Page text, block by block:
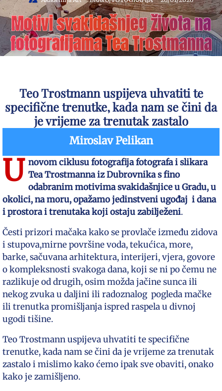
Motivi svakidašnjeg života na
fotografijama Tea Trostmanna
Teo Trostmann uspijeva uhvatiti te
specifične trenutke, kada nam se čini da
je vrijeme za trenutak zastalo
Miroslav Pelikan
U novom ciklusu fotografija fotografa i slikara
Tea Trostmanna iz Dubrovnika s fino
odabranim motivima svakidašnjice u Gradu, u
okolici, na moru, opažamo jedinstveni ugođaj i dana
i prostora i trenutaka koji ostaju zabilježeni.
Česti prizori mačaka kako se provlače između zidova
i stupova,mirne površine voda, tekućica, more,
barke, sačuvana arhitektura, interijeri, vjera, govore
o kompleksnosti svakoga dana, koji se ni po čemu ne
razlikuje od drugih, osim možda jačine sunca ili
nekog zvuka u daljini ili radoznalog pogleda mačke
ili trenutka promišljanja ispred raspela u divnoj
ugodi tišine.
Teo Trostmann uspijeva uhvatiti te specifične
trenutke, kada nam se čini da je vrijeme za trenutak
zastalo i mislimo kako ćemo ipak sve obaviti, onako
kako je zamišljeno.